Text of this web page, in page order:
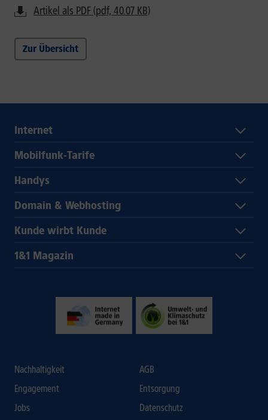
Artikel als PDF (pdf, 40.07 KB)
Zur Übersicht
Internet
Mobilfunk-Tarife
Handys
Domain & Webhosting
Kunde wirbt Kunde
1&1 Magazin
Nachhaltigkeit
Engagement
Jobs
AGB
Entsorgung
Datenschutz